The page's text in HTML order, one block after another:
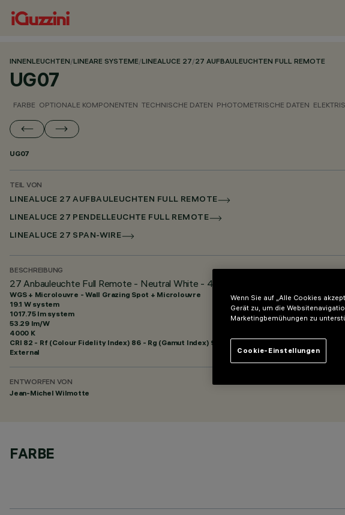
INNENLEUCHTEN/LINEARE SYSTEME/LINEALUCE 27/27 AUFBAULEUCHTEN FULL REMOTE
UG07
FARBE OPTIONALE KOMPONENTEN TECHNISCHE DATEN PHOTOMETRISCHE DATEN
UG07
TEIL VON
LINEALUCE 27 AUFBAULEUCHTEN FULL REMOTE
LINEALUCE 27 PENDELLEUCHTE FULL REMOTE
LINEALUCE 27 SPAN-WIRE
BESCHREIBUNG
27 Anbauleuchte Full Remote - Neutral White - 48Vdc - L=1511mm - Optik Wall
WGS + Microlouvre - Wall Grazing Spot + Microlouvre
19.1 W system
1017.75 lm system
53.29 lm/W
4000 K
CRI 82 - Rf (Colour Fidelity Index) 86 - Rg (Gamut Index) 95
External
ENTWORFEN VON
Jean-Michel Wilmotte
FARBE
Wenn Sie auf „Alle Cookies
Gerät zu, um die
Marketingbemühungen zu
Cookie-Einstellungen